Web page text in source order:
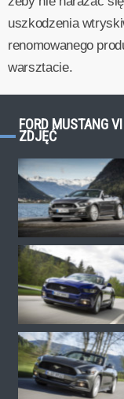
uszkodzenia
renomowanego
warsztacie.
FORD MUSTANG
ZDJĘĆ